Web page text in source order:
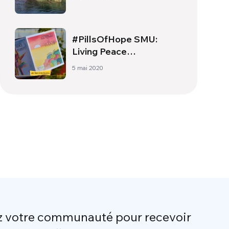
#PillsOfHope SMU:
Living Peace
International spécial
5 mai 2020
votre communauté pour recevoir